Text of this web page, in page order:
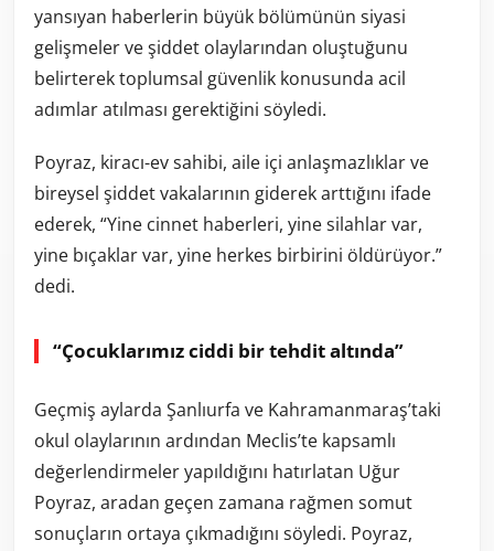
yansıyan haberlerin büyük bölümünün siyasi
gelişmeler ve şiddet olaylarından oluştuğunu
belirterek toplumsal güvenlik konusunda acil
adımlar atılması gerektiğini söyledi.
Poyraz, kiracı-ev sahibi, aile içi anlaşmazlıklar ve
bireysel şiddet vakalarının giderek arttığını ifade
ederek, “Yine cinnet haberleri, yine silahlar var,
yine bıçaklar var, yine herkes birbirini öldürüyor.”
dedi.
“Çocuklarımız ciddi bir tehdit altında”
Geçmiş aylarda Şanlıurfa ve Kahramanmaraş’taki
okul olaylarının ardından Meclis’te kapsamlı
değerlendirmeler yapıldığını hatırlatan Uğur
Poyraz, aradan geçen zamana rağmen somut
sonuçların ortaya çıkmadığını söyledi. Poyraz,